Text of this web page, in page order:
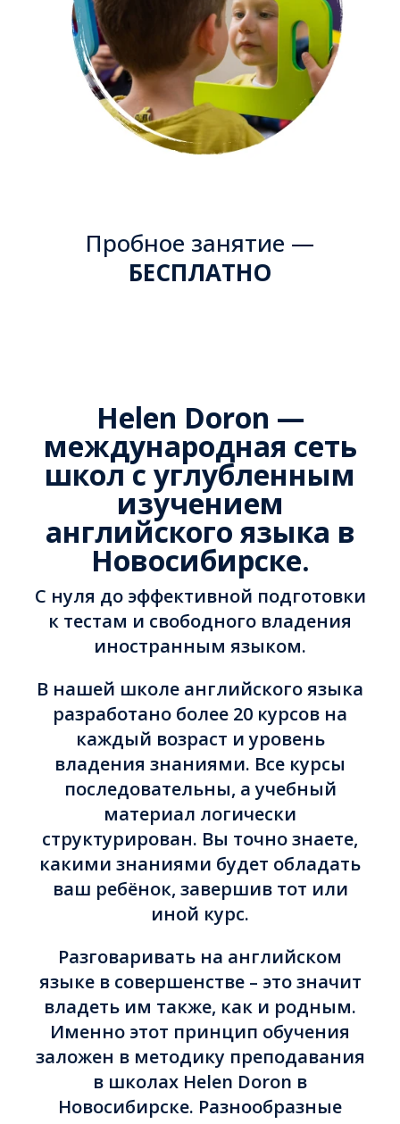
Пробное занятие —
БЕСПЛАТНО
Helen Doron —
международная сеть
школ с углубленным
изучением
английского языка в
Новосибирске.
C нуля до эффективной подготовки
к тестам и свободного владения
иностранным языком.
В нашей школе английского языка
разработано более 20 курсов на
каждый возраст и уровень
владения знаниями. Все курсы
последовательны, а учебный
материал логически
структурирован. Вы точно знаете,
какими знаниями будет обладать
ваш ребёнок, завершив тот или
иной курс.
Разговаривать на английском
языке в совершенстве – это значит
владеть им также, как и родным.
Именно этот принцип обучения
заложен в методику преподавания
в школах Helen Doron в
Новосибирске. Разнообразные